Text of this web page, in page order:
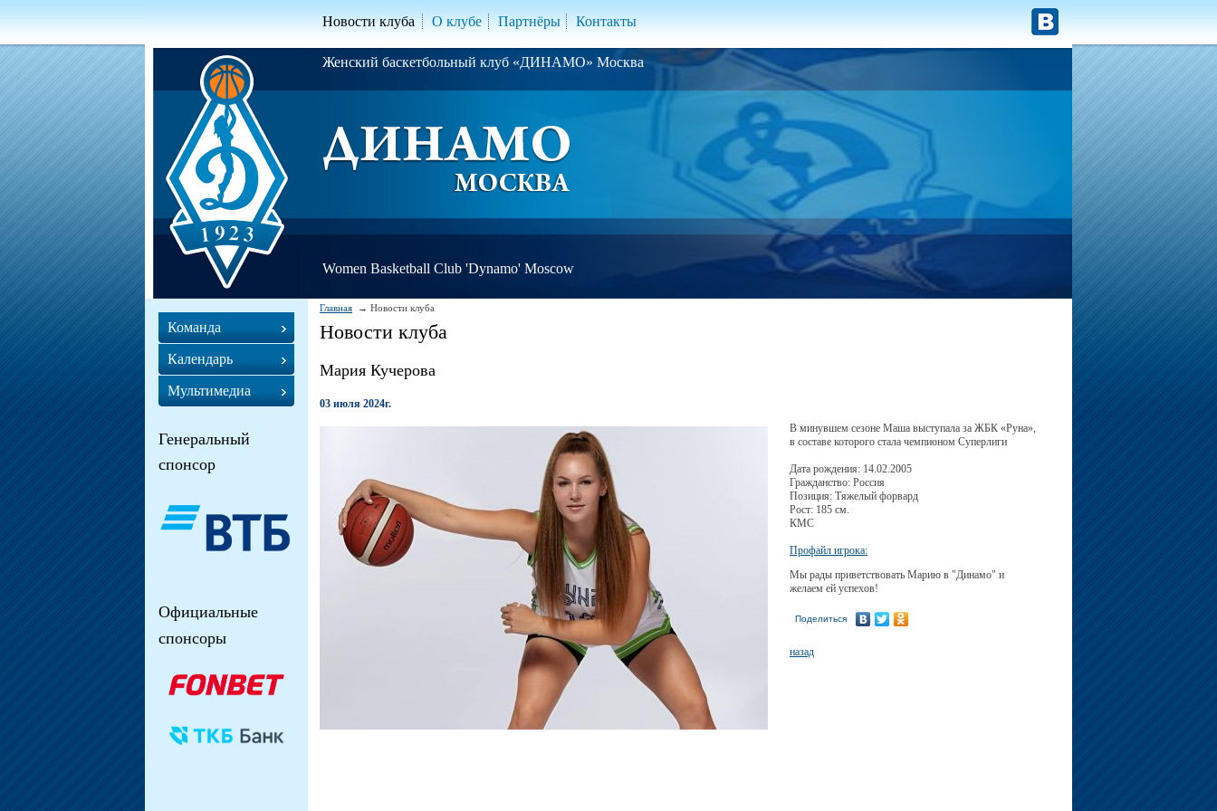
Новости клуба О клубе Партнёры Контакты
Женский баскетбольный клуб «ДИНАМО» Москва
Women Basketball Club 'Dynamo' Moscow
Главная Новости клуба
Новости клуба
Мария Кучерова
03 июля 2024г.
В минувшем сезоне Маша выступала за ЖБК «Руна»,
в составе которого стала чемпионом Суперлиги
Дата рождения: 14.02.2005
Гражданство: Россия
Позиция: Тяжелый форвард
Рост: 185 см.
КМС
Профайл игрока:
Мы рады приветствовать Марию в "Динамо" и
желаем ей успехов!
Поделиться
назад
Команда
Календарь
Мультимедиа
Генеральный
спонсор
Официальные
спонсоры